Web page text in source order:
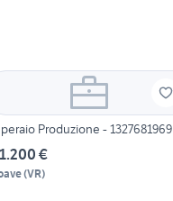
Produzione - 1327681969
€
(VR)